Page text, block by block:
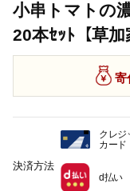
小串トマトの
20本ｾｯﾄ【草
寄
決済方法
クレジ
カード
d払い